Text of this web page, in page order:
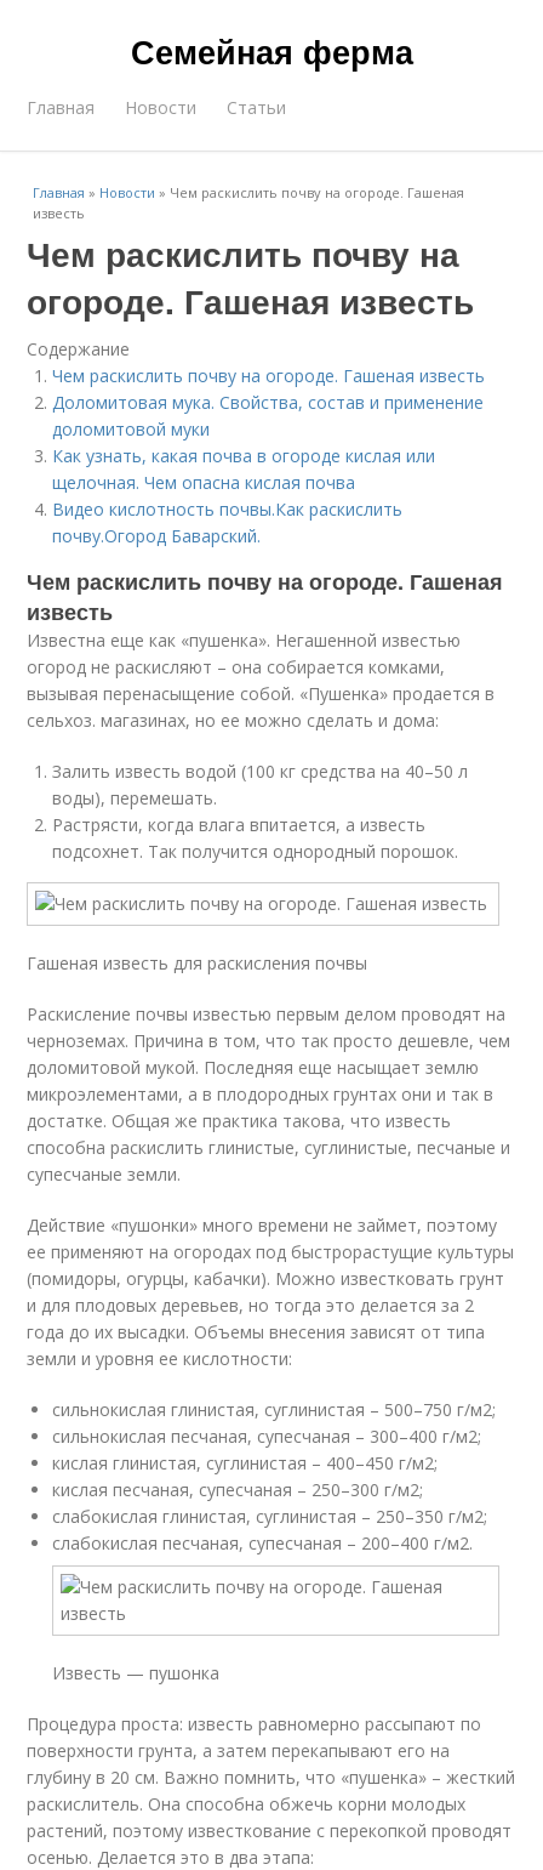
Семейная ферма
Главная Новости Статьи
Главная » Новости » Чем раскислить почву на огороде. Гашеная
известь
Чем раскислить почву на
огороде. Гашеная известь
Содержание
Чем раскислить почву на огороде. Гашеная известь
Доломитовая мука. Свойства, состав и применение
доломитовой муки
Как узнать, какая почва в огороде кислая или
щелочная. Чем опасна кислая почва
Видео кислотность почвы.Как раскислить
почву.Огород Баварский.
Чем раскислить почву на огороде. Гашеная
известь
Известна еще как «пушенка». Негашенной известью
огород не раскисляют – она собирается комками,
вызывая перенасыщение собой. «Пушенка» продается в
сельхоз. магазинах, но ее можно сделать и дома:
Залить известь водой (100 кг средства на 40–50 л
воды), перемешать.
Растрясти, когда влага впитается, а известь
подсохнет. Так получится однородный порошок.
Гашеная известь для раскисления почвы
Раскисление почвы известью первым делом проводят на
черноземах. Причина в том, что так просто дешевле, чем
доломитовой мукой. Последняя еще насыщает землю
микроэлементами, а в плодородных грунтах они и так в
достатке. Общая же практика такова, что известь
способна раскислить глинистые, суглинистые, песчаные и
супесчаные земли.
Действие «пушонки» много времени не займет, поэтому
ее применяют на огородах под быстрорастущие культуры
(помидоры, огурцы, кабачки). Можно известковать грунт
и для плодовых деревьев, но тогда это делается за 2
года до их высадки. Объемы внесения зависят от типа
земли и уровня ее кислотности:
сильнокислая глинистая, суглинистая – 500–750 г/м2;
сильнокислая песчаная, супесчаная – 300–400 г/м2;
кислая глинистая, суглинистая – 400–450 г/м2;
кислая песчаная, супесчаная – 250–300 г/м2;
слабокислая глинистая, суглинистая – 250–350 г/м2;
слабокислая песчаная, супесчаная – 200–400 г/м2.
Известь — пушонка
Процедура проста: известь равномерно рассыпают по
поверхности грунта, а затем перекапывают его на
глубину в 20 см. Важно помнить, что «пушенка» – жесткий
раскислитель. Она способна обжечь корни молодых
растений, поэтому известкование с перекопкой проводят
осенью. Делается это в два этапа: